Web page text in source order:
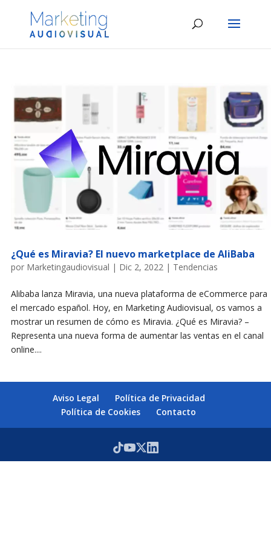
¿Qué es Miravia? El nuevo marketplace de AliBaba
por Marketingaudiovisual | Dic 2, 2022 | Tendencias
Alibaba lanza Miravia, una nueva plataforma de eCommerce para
el mercado español. Hoy, en Marketing Audiovisual, os vamos a
mostrar un resumen de cómo es Miravia. ¿Qué es Miravia? –
Representa una nueva forma de aumentar las ventas en el canal
online....
Aviso Legal
Política de Privacidad
Política de Cookies
Contacto